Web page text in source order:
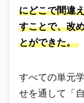
にどこで間違
すことで、改
とができた。
すべての単元
せを通して「